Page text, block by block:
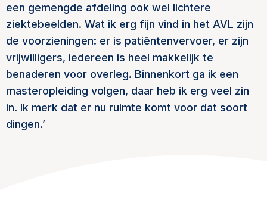
een gemengde afdeling ook wel lichtere
ziektebeelden. Wat ik erg fijn vind in het AVL zijn
de voorzieningen: er is patiëntenvervoer, er zijn
vrijwilligers, iedereen is heel makkelijk te
benaderen voor overleg. Binnenkort ga ik een
masteropleiding volgen, daar heb ik erg veel zin
in. Ik merk dat er nu ruimte komt voor dat soort
dingen.’